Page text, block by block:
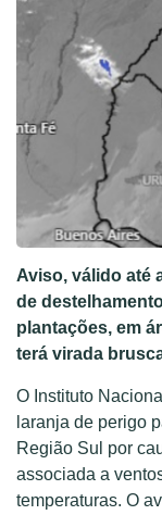
Aviso, válido até
de
plantações, em
terá virada
O Instituto
laranja de perigo
Região Sul por
associada a
temperaturas. O